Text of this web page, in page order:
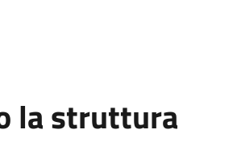
la struttura